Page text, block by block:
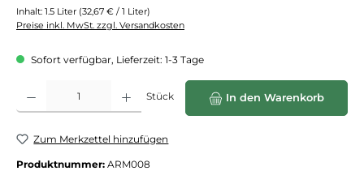
Inhalt: 1.5 Liter (32,67 € / 1 Liter)
Preise inkl. MwSt. zzgl. Versandkosten
Sofort verfügbar, Lieferzeit: 1-3 Tage
Produkt Anzahl: Gib den gewünschten Wert ein oder benutze die
Stück In den Warenkorb
Zum Merkzettel hinzufügen
Produktnummer: ARM008